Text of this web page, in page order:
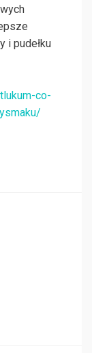
i pudełku
co-